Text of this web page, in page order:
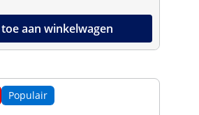
aan winkelwagen
Populair